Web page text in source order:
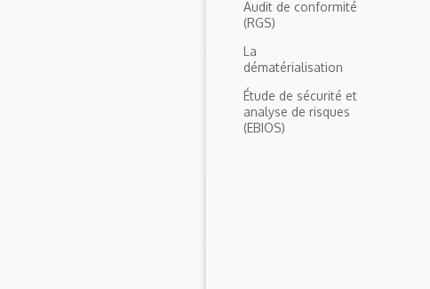
Audit de conformité
(RGS)
La
dématérialisation
Étude de sécurité et
analyse de risques
(EBIOS)